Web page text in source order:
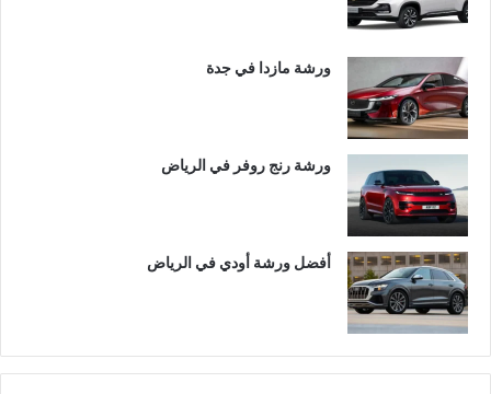
ورشة مازدا في جدة
ورشة رنج روفر في الرياض
أفضل ورشة أودي في الرياض